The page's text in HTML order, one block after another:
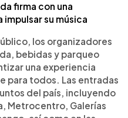
firma con una
su música
los organizadores
bebidas y parqueo
una experiencia
para todos. Las entradas
del país, incluyendo
Metrocentro, Galerías